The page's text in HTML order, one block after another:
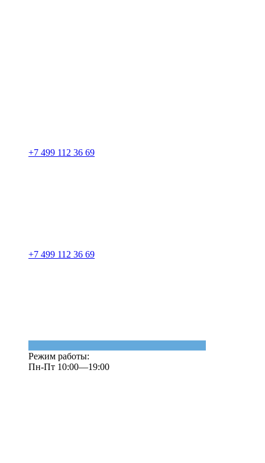
+7 499 112 36 69
+7 499 112 36 69
Режим работы:
Пн-Пт 10:00—19:00